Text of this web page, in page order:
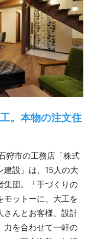
。本物の注文住
狩市の工務店「株式
建設」は、15人の大
集団。「手づくりの
モットーに、大工を
さんとお客様、設計
力を合わせて一軒の